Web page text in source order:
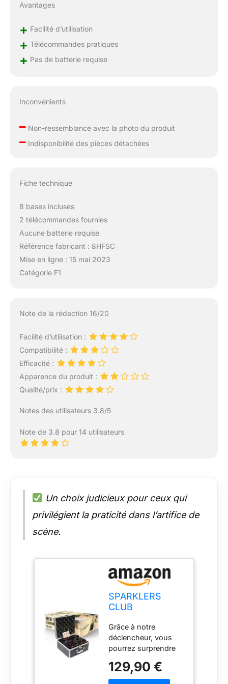
Avantages
+ Facilité d’utilisation
+ Télécommandes pratiques
+ Pas de batterie requise
Inconvénients
–Non-ressemblance avec la photo du produit
–Indisponibilité des pièces détachées
Fiche technique
8 bases incluses
2 télécommandes fournies
Aucune batterie requise
Référence fabricant : 8HFSC
Mise en ligne : 15 mai 2023
Catégorie F1
Note de la rédaction 16/20
Facilité d’utilisation :
Compatibilité :
Efficacité :
Apparence du produit :
Qualité/prix :
Notes des utilisateurs 3.8/5
Note de 3.8 pour 14 utilisateurs
Un choix judicieux pour ceux qui
privilégient la praticité dans l’artifice de
scène.
SPARKLERS
CLUB
pour Jets de
Scène 8 bases +
2
Télécommande -
Système
Grâce à notre
déclencheur, vous
pourrez surprendre
! Une fois le jet de
scène branché au
129,90 €